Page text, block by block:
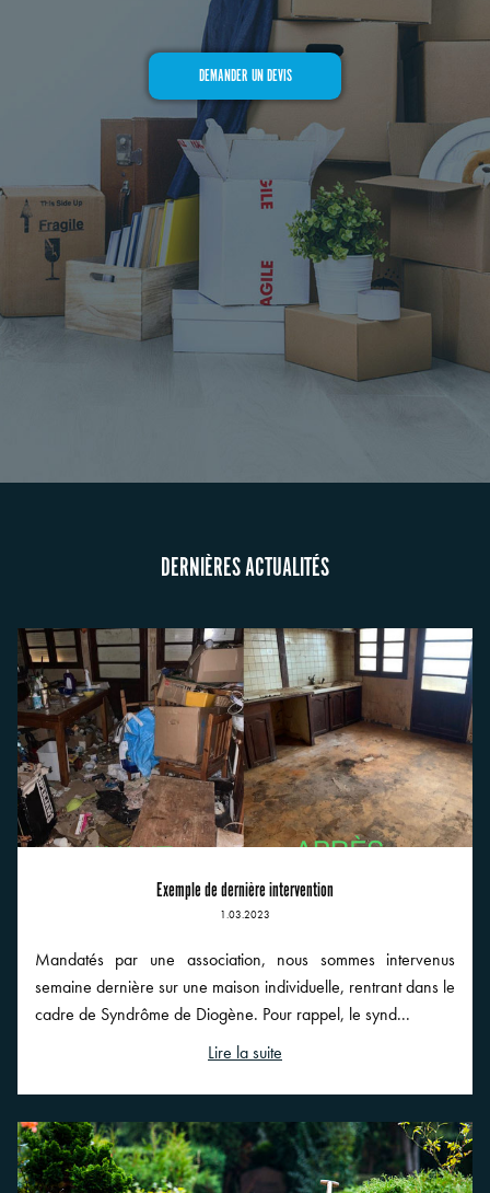
DEMANDER UN DEVIS
DERNIÈRES ACTUALITÉS
Exemple de dernière intervention
1.03.2023
Mandatés par une association, nous sommes intervenus
semaine dernière sur une maison individuelle, rentrant dans le
cadre de Syndrôme de Diogène. Pour rappel, le synd...
Lire la suite